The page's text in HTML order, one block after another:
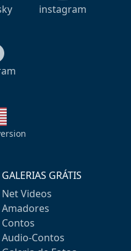
instagram
GALERIAS GRÁTIS
Net Videos
Amadores
Contos
Audio-Contos